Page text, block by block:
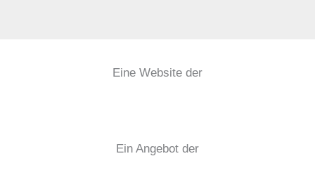
Eine Website der
Ein Angebot der